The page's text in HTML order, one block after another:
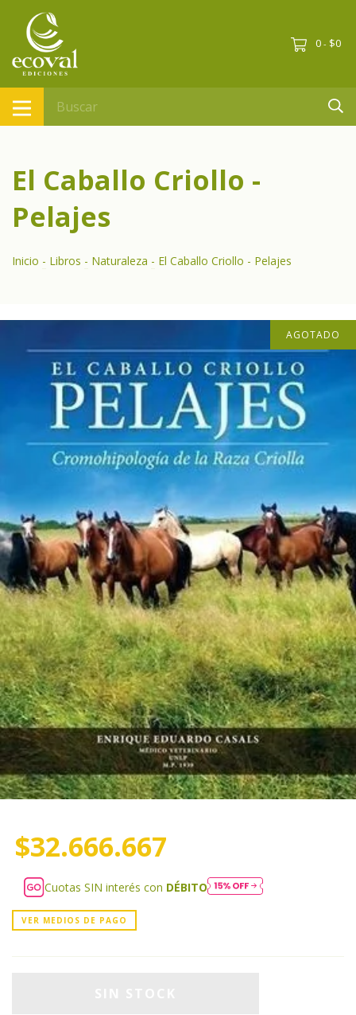
0 - $0
El Caballo Criollo -
Pelajes
Inicio - Libros - Naturaleza - El Caballo Criollo - Pelajes
AGOTADO
$32.666.667
Cuotas SIN interés con DÉBITO
VER MEDIOS DE PAGO